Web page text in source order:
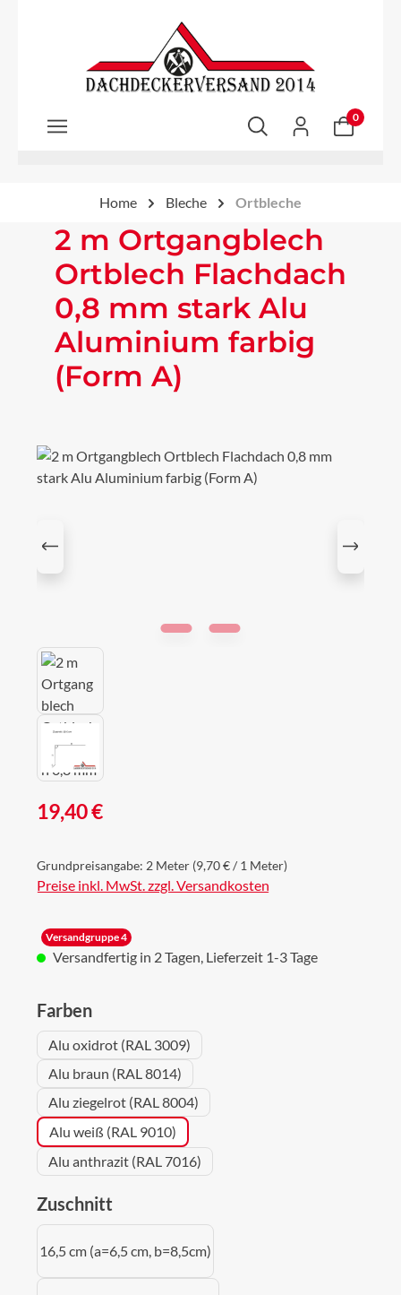
Zum Hauptinhalt springen
0
Home Bleche Ortbleche
2 m Ortgangblech
Ortblech Flachdach
0,8 mm stark Alu
Aluminium farbig
(Form A)
Bildergalerie überspringen
Regulärer Preis:
19,40 €
Grundpreisangabe: 2 Meter (9,70 € / 1 Meter)
Preise inkl. MwSt. zzgl. Versandkosten
Versandgruppe 4
Versandfertig in 2 Tagen, Lieferzeit 1-3 Tage
Farbenauswählen
Alu oxidrot (RAL 3009)
Alu braun (RAL 8014)
Alu ziegelrot (RAL 8004)
Alu weiß (RAL 9010)
Alu anthrazit (RAL 7016)
Zuschnitt
16,5 cm (a=6,5 cm, b=8,5cm)